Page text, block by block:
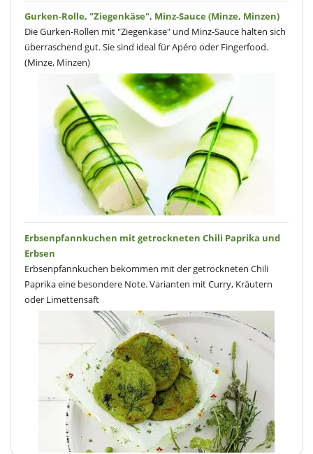
Gurken-Rolle, "Ziegenkäse", Minz-Sauce (Minze, Minzen)
Die Gurken-Rollen mit "Ziegenkäse" und Minz-Sauce halten sich
überraschend gut. Sie sind ideal für Apéro oder Fingerfood.
(Minze, Minzen)
Erbsenpfannkuchen mit getrockneten Chili Paprika und
Erbsen
Erbsenpfannkuchen bekommen mit der getrockneten Chili
Paprika eine besondere Note. Varianten mit Curry, Kräutern
oder Limettensaft